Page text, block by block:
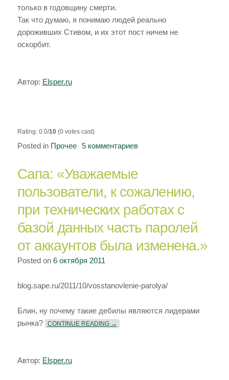
только в годовщину смерти.
Так что думаю, я понимаю людей реально
дороживших Стивом, и их этот пост ничем не
оскорбит.
Автор: Elsper.ru
Rating: 0.0/10(0 votes cast)
Posted in Прочее 5 комментариевк
на
негодование.
Сапа: «Уважаемые
пользователи, к сожалению,
при технических работах с
базой данных часть паролей
от аккаунтов была изменена.»
Posted on 6 октября 2011
blog.sape.ru/2011/10/vosstanovlenie-parolya/
Блин, ну почему такие дебилы являются лидерами
рынка?
CONTINUE READING «САПА: «УВАЖАЕМЫЕ
→
Автор: Elsper.ru